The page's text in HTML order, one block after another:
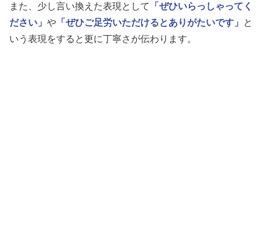
また、少し言い換えた表現として
「ぜひいらっしゃってく
ださい」 や 「ぜひご足労いただけるとありがたいです」
と
いう表現をすると更に丁寧さが伝わります。